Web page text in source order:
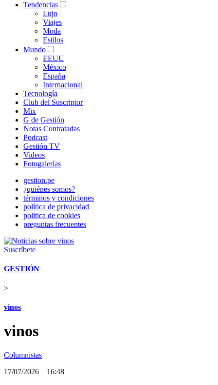
Tendencias
Lujo
Viajes
Moda
Estilos
Mundo
EEUU
México
España
Internacional
Tecnología
Club del Suscriptor
Mix
G de Gestión
Notas Contratadas
Podcast
Gestión TV
Videos
Fotogalerías
gestion.pe
¿quiénes somos?
términos y condiciones
política de privacidad
politica de cookies
preguntas frecuentes
Suscríbete
GESTIÓN
>
vinos
vinos
Columnistas
17/07/2026
16:48